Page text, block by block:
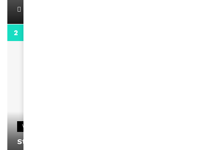
VIDEOS
Stacy passe un message